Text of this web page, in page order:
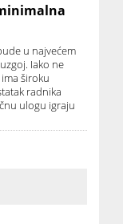
u najvećem
Iako ne
široku
radnika
ulogu igraju